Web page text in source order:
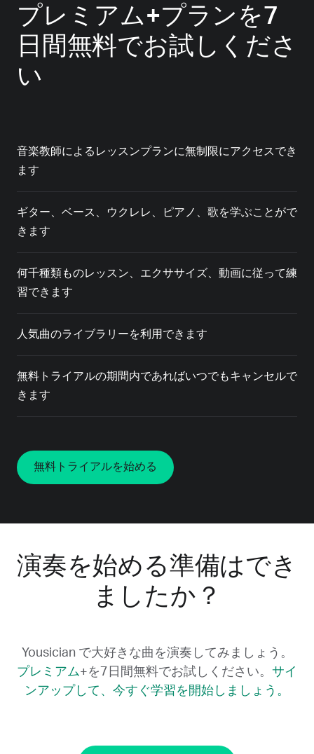
プレミアム+プランを7
日間無料でお試しくださ
い
音楽教師によるレッスンプランに無制限にアクセスでき
ます
ギター、ベース、ウクレレ、ピアノ、歌を学ぶことがで
きます
何千種類ものレッスン、エクササイズ、動画に従って練
習できます
人気曲のライブラリーを利用できます
無料トライアルの期間内であればいつでもキャンセルで
きます
無料トライアルを始める
演奏を始める準備はでき
ましたか？
Yousician で大好きな曲を演奏してみましょう。
プレミアム+を7日間無料でお試しください。 サイ
ンアップして、今すぐ学習を開始しましょう。